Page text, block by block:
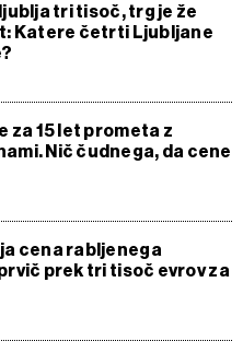
tri tisoč, trg je že
Katere četrti Ljubljane
za 15 let prometa z
Nič čudnega, da cene
cena rabljenega
prek tri tisoč evrov za